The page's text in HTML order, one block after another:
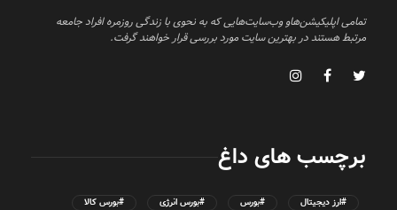
تمامی اپلیکیشن‌هاو وب‌سایت‌هایی که به نحوی با زندگی روزمره افراد جامعه
مرتبط هستند در بهترین سایت مورد بررسی قرار خواهند گرفت.
برچسب های داغ
#ارز دیجیتال #بورس #بورس انرژی #بورس کالا